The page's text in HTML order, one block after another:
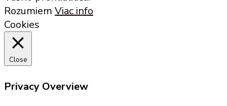
Rozumiem Viac info
Cookies
Close
Privacy Overview